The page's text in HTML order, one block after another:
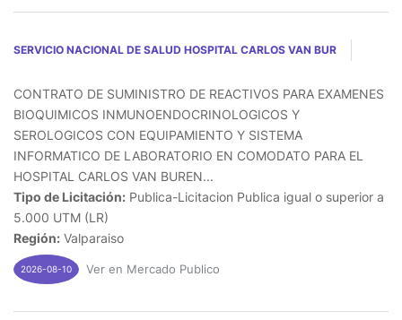
SERVICIO NACIONAL DE SALUD HOSPITAL CARLOS VAN BUR
CONTRATO DE SUMINISTRO DE REACTIVOS PARA EXAMENES
BIOQUIMICOS INMUNOENDOCRINOLOGICOS Y
SEROLOGICOS CON EQUIPAMIENTO Y SISTEMA
INFORMATICO DE LABORATORIO EN COMODATO PARA EL
HOSPITAL CARLOS VAN BUREN...
Tipo de Licitación: Publica-Licitacion Publica igual o superior a
5.000 UTM (LR)
Región: Valparaiso
2026-08-10 Ver en Mercado Publico